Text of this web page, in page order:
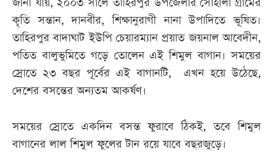
কৃতি সন্তান, দানবীর, শিক্ষানুরাগী নানা উপাদিতে ভূষিত।
তাহিরপুর বাদাঘাট ইউপি চেয়ারম্যান প্রয়াত জয়নাল আবেদীন,
পতিত বালুভুমিতে গড়ে তোলেন এই শিমুল বাগান। সময়ের
স্রোতে ২৩ বছর পূর্বের এই বাগানটি, এখন হয়ে উঠেছে,
দেশের বসন্তের অন্যতম আকর্ষণ।
সময়ের স্রোতে একদিন বসন্ত ফুরাবে ঠিকই, তবে শিমুল
বাগানের লাল শিমুল ফুলের টান রয়ে যাবে বছরজুড়ে।